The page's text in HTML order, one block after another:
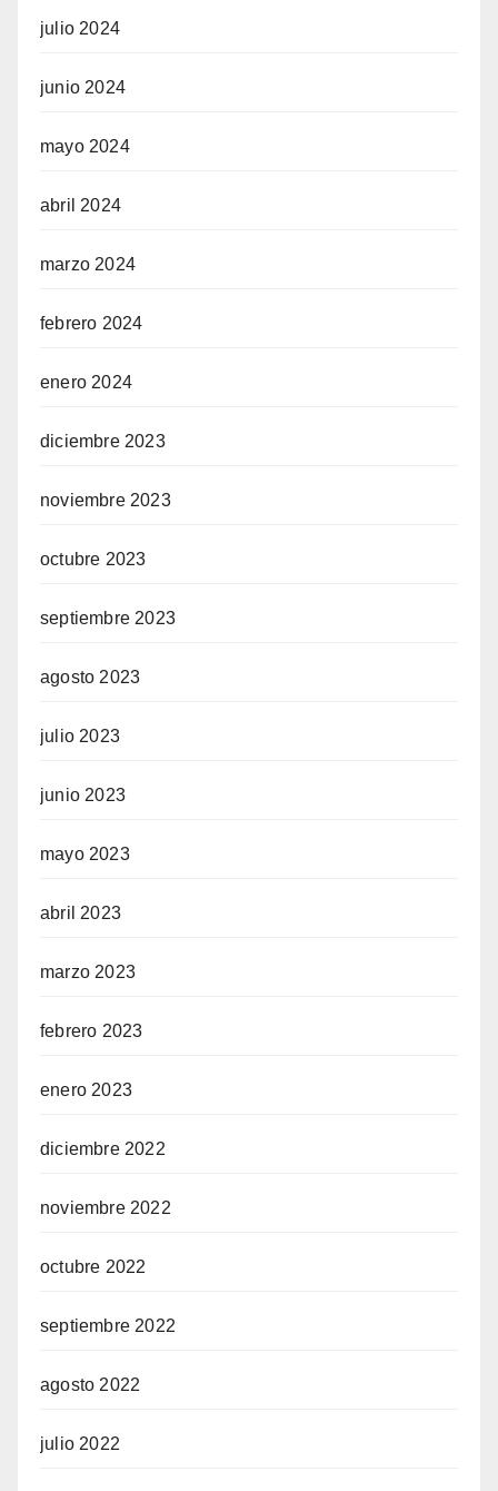
julio 2024
junio 2024
mayo 2024
abril 2024
marzo 2024
febrero 2024
enero 2024
diciembre 2023
noviembre 2023
octubre 2023
septiembre 2023
agosto 2023
julio 2023
junio 2023
mayo 2023
abril 2023
marzo 2023
febrero 2023
enero 2023
diciembre 2022
noviembre 2022
octubre 2022
septiembre 2022
agosto 2022
julio 2022